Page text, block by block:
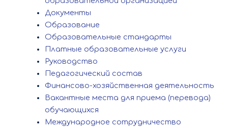
Документы
Образование
Образовательные стандарты
Платные образовательные услуги
Руководство
Педагогический состав
Финансово-хозяйственная деятельность
Вакантные места для приема (перевода)
обучающихся
Международное сотрудничество